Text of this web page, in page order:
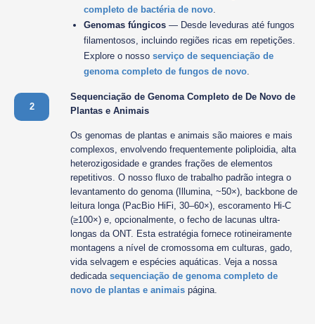
completo de bactéria de novo.
Genomas fúngicos — Desde leveduras até fungos
filamentosos, incluindo regiões ricas em repetições.
Explore o nosso serviço de sequenciação de
genoma completo de fungos de novo.
2
Sequenciação de Genoma Completo de De Novo de
Plantas e Animais
Os genomas de plantas e animais são maiores e mais
complexos, envolvendo frequentemente poliploidia, alta
heterozigosidade e grandes frações de elementos
repetitivos. O nosso fluxo de trabalho padrão integra o
levantamento do genoma (Illumina, ~50×), backbone de
leitura longa (PacBio HiFi, 30–60×), escoramento Hi-C
(≥100×) e, opcionalmente, o fecho de lacunas ultra-
longas da ONT. Esta estratégia fornece rotineiramente
montagens a nível de cromossoma em culturas, gado,
vida selvagem e espécies aquáticas. Veja a nossa
dedicada sequenciação de genoma completo de
novo de plantas e animais página.